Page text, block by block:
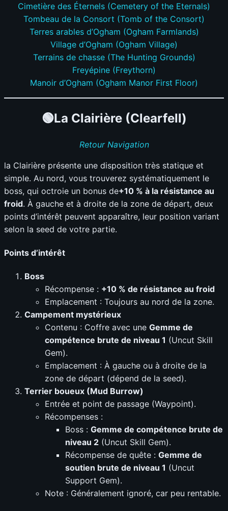
Cimetière des Éternels (Cemetery of the Eternals)
Tombeau de la Consort (Tomb of the Consort)
Terres arables d’Ogham (Ogham Farmlands)
Village d’Ogham (Ogham Village)
Terrains de chasse (The Hunting Grounds)
Freyépine (Freythorn)
Manoir d’Ogham (Ogham Manor First Floor)
🟢La Clairière (Clearfell)
Retour Navigation
la Clairière présente une disposition très statique et
simple. Au nord, vous trouverez systématiquement le
boss, qui octroie un bonus de+10 % à la résistance au
froid. À gauche et à droite de la zone de départ, deux
points d’intérêt peuvent apparaître, leur position variant
selon la seed de votre partie.
Points d’intérêt
Boss
Récompense : +10 % de résistance au froid
Emplacement : Toujours au nord de la zone.
Campement mystérieux
Contenu : Coffre avec une Gemme de
compétence brute de niveau 1 (Uncut Skill
Gem).
Emplacement : À gauche ou à droite de la
zone de départ (dépend de la seed).
Terrier boueux (Mud Burrow)
Entrée et point de passage (Waypoint).
Récompenses :
Boss : Gemme de compétence brute de
niveau 2 (Uncut Skill Gem).
Récompense de quête : Gemme de
soutien brute de niveau 1 (Uncut
Support Gem).
Note : Généralement ignoré, car peu rentable.